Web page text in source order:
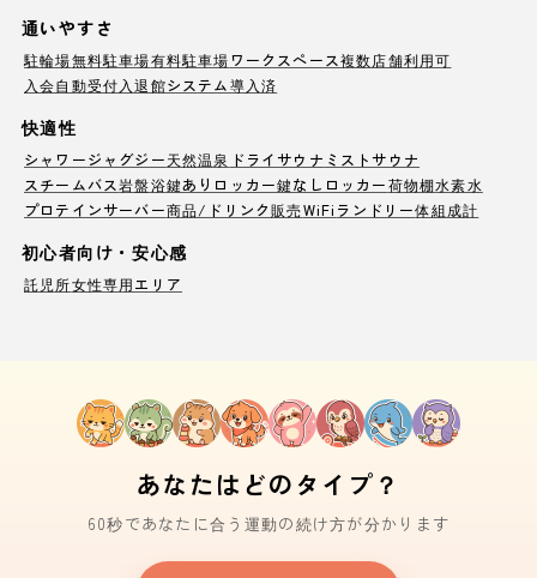
通いやすさ
駐輪場無料駐車場有料駐車場ワークスペース複数店舗利用可
入会自動受付 入退館システム導入済
快適性
シャワージャグジー天然温泉 ドライサウナ ミストサウナ
スチームバス岩盤浴鍵ありロッカー鍵なしロッカー荷物棚水素水
プロテインサーバー商品/ドリンク販売WiFi ランドリー体組成計
初心者向け・安心感
託児所女性専用エリア
あなたはどのタイプ？
60秒であなたに合う運動の続け方が分かります